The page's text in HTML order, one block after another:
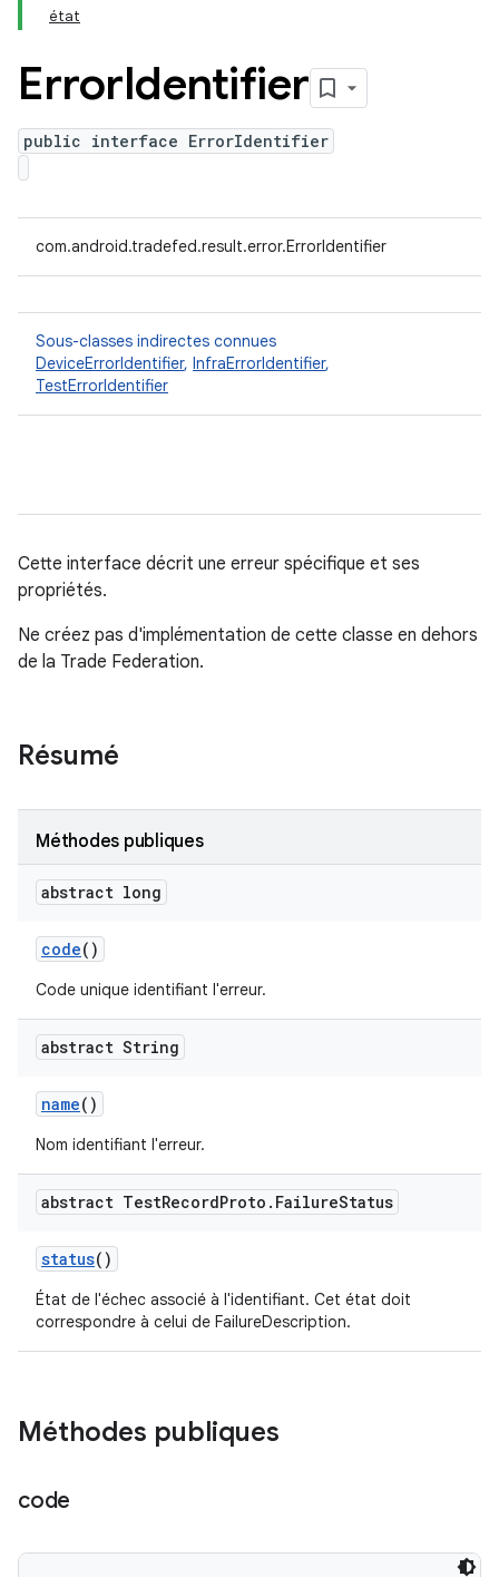
état
ErrorIdentifier
public interface ErrorIdentifier
com.android.tradefed.result.error.ErrorIdentifier
Sous-classes indirectes connues
DeviceErrorIdentifier, InfraErrorIdentifier,
TestErrorIdentifier
Cette interface décrit une erreur spécifique et ses
propriétés.
Ne créez pas d'implémentation de cette classe en dehors
de la Trade Federation.
Résumé
Méthodes publiques
abstract long
code()
Code unique identifiant l'erreur.
abstract String
name()
Nom identifiant l'erreur.
abstract TestRecordProto . FailureStatus
status()
État de l'échec associé à l'identifiant. Cet état doit
correspondre à celui de FailureDescription.
Méthodes publiques
code